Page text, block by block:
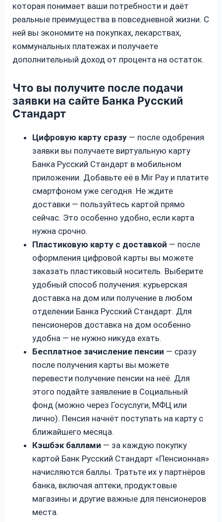
которая понимает ваши потребности и даёт
реальные преимущества в повседневной жизни. С
ней вы экономите на покупках, лекарствах,
коммунальных платежах и получаете
дополнительный доход от процента на остаток.
Что вы получите после подачи
заявки на сайте Банка Русский
Стандарт
Цифровую карту сразу — после одобрения
заявки вы получаете виртуальную карту
Банка Русский Стандарт в мобильном
приложении. Добавьте её в Mir Pay и платите
смартфоном уже сегодня. Не ждите
доставки — пользуйтесь картой прямо
сейчас. Это особенно удобно, если карта
нужна срочно.
Пластиковую карту с доставкой — после
оформления цифровой карты вы можете
заказать пластиковый носитель. Выберите
удобный способ получения: курьерская
доставка на дом или получение в любом
отделении Банка Русский Стандарт. Для
пенсионеров доставка на дом особенно
удобна — не нужно никуда ехать.
Бесплатное зачисление пенсии — сразу
после получения карты вы можете
перевести получение пенсии на неё. Для
этого подайте заявление в Социальный
фонд (можно через Госуслуги, МФЦ или
лично). Пенсия начнёт поступать на карту с
ближайшего месяца.
Кэшбэк баллами — за каждую покупку
картой Банк Русский Стандарт «Пенсионная»
начисляются баллы. Тратьте их у партнёров
банка, включая аптеки, продуктовые
магазины и другие важные для пенсионеров
места.